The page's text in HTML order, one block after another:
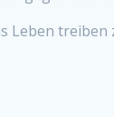
Leben treiben